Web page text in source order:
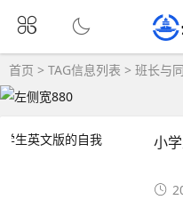
首页 > TAG信息列表 > 班长与
小